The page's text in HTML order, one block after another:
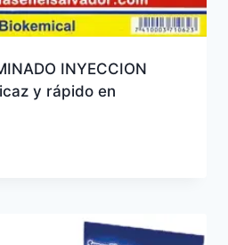
INYECCION
y rápido en